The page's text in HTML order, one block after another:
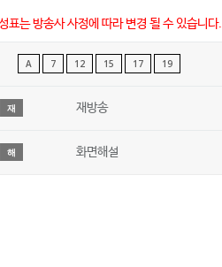
표는 방송사 사정에 따라 변경 될 수 있습니다.
A 7 12 15 17 19
재 재방송
해 화면해설